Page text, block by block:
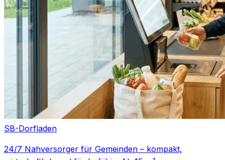
SB-Dorfladen
24/7 Nahversorger für Gemeinden – kompakt,